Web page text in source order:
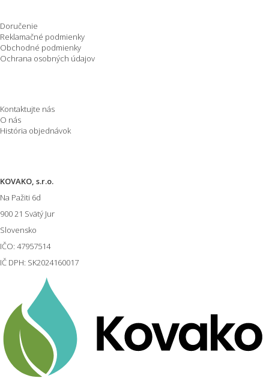
Doručenie
Reklamačné podmienky
Obchodné podmienky
Ochrana osobných údajov
Kontaktujte nás
O nás
História objednávok
KOVAKO, s.r.o.
Na Pažiti 6d
900 21 Svätý Jur
Slovensko
IČO: 47957514
IČ DPH: SK2024160017